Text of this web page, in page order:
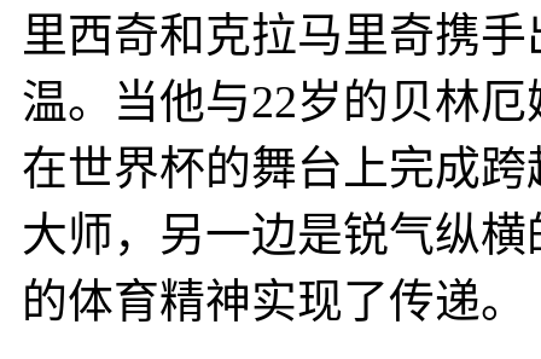
里西奇和克拉马里奇携
温。当他与22岁的贝林
在世界杯的舞台上完成
大师，另一边是锐气纵
的体育精神实现了传递。